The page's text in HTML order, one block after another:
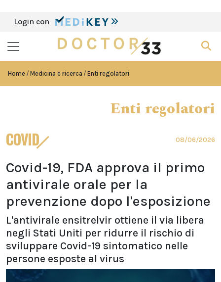
Login con
Home Medicina e ricerca Enti regolatori
Enti regolatori
COVID 08/06/2026
Covid-19, FDA approva il primo
antivirale orale per la
prevenzione dopo l'esposizione
L'antivirale ensitrelvir ottiene il via libera
negli Stati Uniti per ridurre il rischio di
sviluppare Covid-19 sintomatico nelle
persone esposte al virus